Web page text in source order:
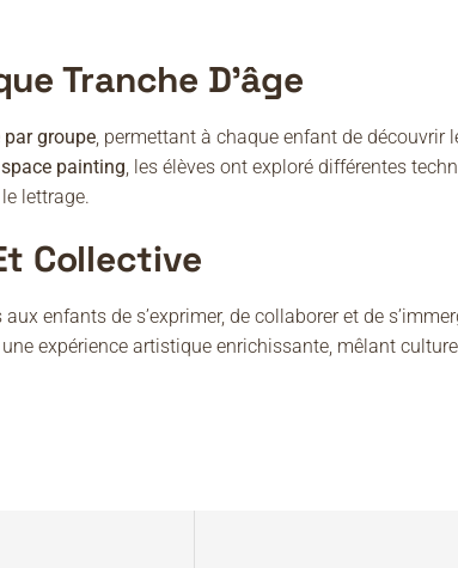
Tranche D’âge
par groupe, permettant à chaque enfant de
painting, les élèves ont exploré différentes
lettrage.
Collective
enfants de s’exprimer, de collaborer et de
expérience artistique enrichissante, mêlant